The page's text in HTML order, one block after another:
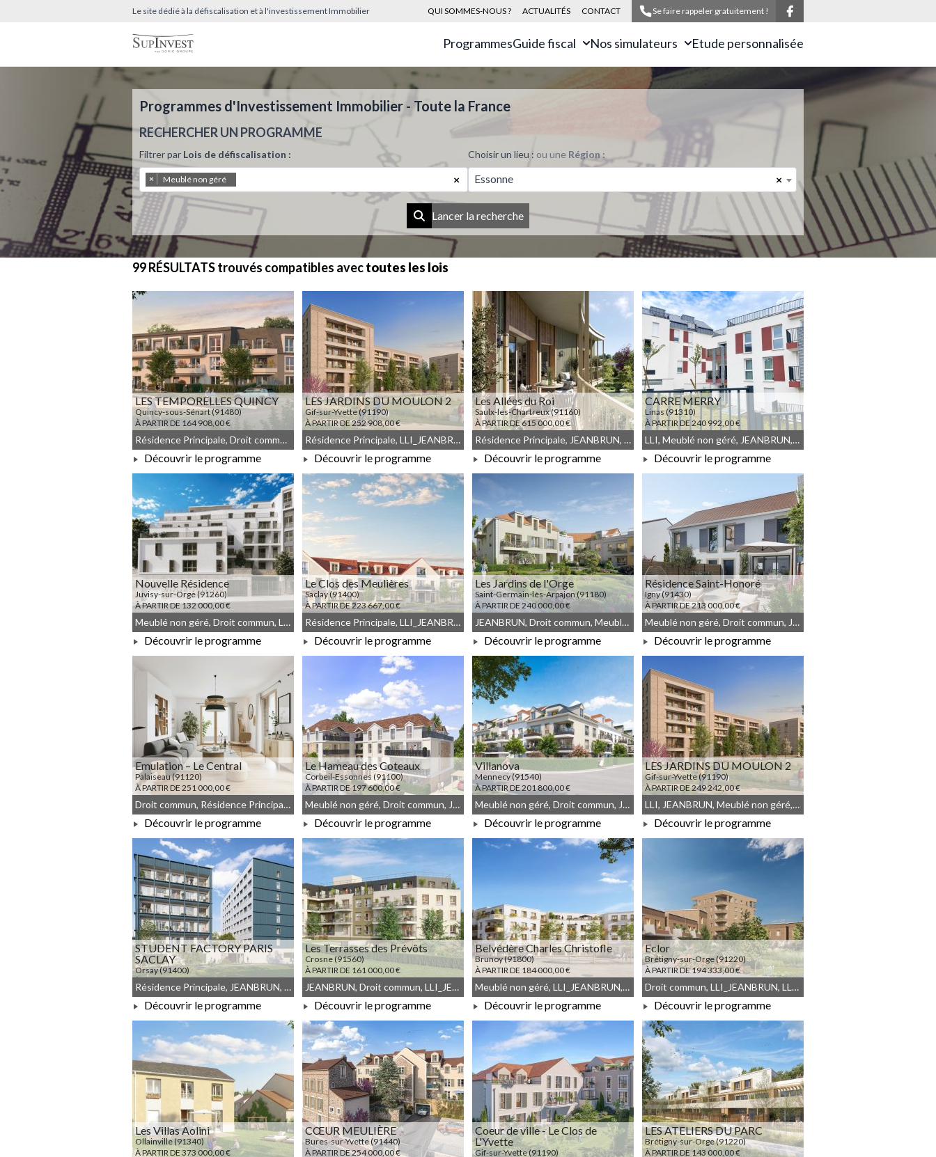
Le site dédié à la défiscalisation et à l'investissement Immobilier QUI SOMMES-NOUS ? ACTUALITÉS CONTACT Se faire rappeler gratuitement !
ProgrammesGuide fiscal Nos simulateurs Etude personnalisée
Programmes d'Investissement Immobilier - Toute la France
RECHERCHER UN PROGRAMME
Filtrer par Lois de défiscalisation :
×
× Meublé non géré
Choisir un lieu : ou une Région :
×
Essonne
Lancer la recherche
99 RÉSULTATStrouvés compatibles avectoutes les lois
LES TEMPORELLES QUINCY
Quincy-sous-Sénart (91480)
À PARTIR DE 164 908,00 €
À PARTIR DE 164 908,00 €
Résidence Principale, Droit commun, LLI_JEANBRUN, LLI, JEANBRUN, Meublé non géré
Découvrir le programme
LES JARDINS DU MOULON 2
Gif-sur-Yvette (91190)
À PARTIR DE 252 908,00 €
À PARTIR DE 252 908,00 €
Résidence Principale, LLI_JEANBRUN, LLI, JEANBRUN, Meublé non géré, Droit commun
Découvrir le programme
Les Allées du Roi
Saulx-les-Chartreux (91160)
À PARTIR DE 615 000,00 €
À PARTIR DE 615 000,00 €
Résidence Principale, JEANBRUN, Meublé non géré, Droit commun
Découvrir le programme
CARRE MERRY
Linas (91310)
À PARTIR DE 240 992,00 €
À PARTIR DE 240 992,00 €
LLI, Meublé non géré, JEANBRUN, Droit commun, LLI_JEANBRUN
Découvrir le programme
Nouvelle Résidence
Juvisy-sur-Orge (91260)
À PARTIR DE 132 000,00 €
À PARTIR DE 132 000,00 €
Meublé non géré, Droit commun, LLI_JEANBRUN, LLI, JEANBRUN
Découvrir le programme
Le Clos des Meulières
Saclay (91400)
À PARTIR DE 223 667,00 €
À PARTIR DE 223 667,00 €
Résidence Principale, LLI_JEANBRUN, LLI, JEANBRUN, Meublé non géré, Droit commun
Découvrir le programme
Les Jardins de l'Orge
Saint-Germain-lès-Arpajon (91180)
À PARTIR DE 240 000,00 €
À PARTIR DE 240 000,00 €
JEANBRUN, Droit commun, Meublé non géré
Découvrir le programme
Résidence Saint-Honoré
Igny (91430)
À PARTIR DE 213 000,00 €
À PARTIR DE 213 000,00 €
Meublé non géré, Droit commun, JEANBRUN
Découvrir le programme
Emulation – Le Central
Palaiseau (91120)
À PARTIR DE 251 000,00 €
À PARTIR DE 251 000,00 €
Droit commun, Résidence Principale, Meublé non géré, JEANBRUN
Découvrir le programme
Le Hameau des Coteaux
Corbeil-Essonnes (91100)
À PARTIR DE 197 600,00 €
À PARTIR DE 197 600,00 €
Meublé non géré, Droit commun, JEANBRUN
Découvrir le programme
Villanova
Mennecy (91540)
À PARTIR DE 201 800,00 €
À PARTIR DE 201 800,00 €
Meublé non géré, Droit commun, JEANBRUN
Découvrir le programme
LES JARDINS DU MOULON 2
Gif-sur-Yvette (91190)
À PARTIR DE 249 242,00 €
À PARTIR DE 249 242,00 €
LLI, JEANBRUN, Meublé non géré, Droit commun, LLI_JEANBRUN
Découvrir le programme
STUDENT FACTORY PARIS
SACLAY
Orsay (91400)
À PARTIR DE 142 021,00 €
À PARTIR DE 142 021,00 €
Résidence Principale, JEANBRUN, Meublé non géré, Droit commun
Découvrir le programme
Les Terrasses des Prévôts
Crosne (91560)
À PARTIR DE 161 000,00 €
À PARTIR DE 161 000,00 €
JEANBRUN, Droit commun, LLI_JEANBRUN, LLI, Meublé non géré
Découvrir le programme
Belvédère Charles Christofle
Brunoy (91800)
À PARTIR DE 184 000,00 €
À PARTIR DE 184 000,00 €
Meublé non géré, LLI_JEANBRUN, LLI, JEANBRUN, Droit commun
Découvrir le programme
Eclor
Brétigny-sur-Orge (91220)
À PARTIR DE 194 333,00 €
À PARTIR DE 194 333,00 €
Droit commun, LLI_JEANBRUN, LLI, JEANBRUN, Meublé non géré
Découvrir le programme
Les Villas Aolini
Ollainville (91340)
À PARTIR DE 373 000,00 €
CŒUR MEULIÈRE
Bures-sur-Yvette (91440)
À PARTIR DE 254 000,00 €
Coeur de ville - Le Clos de
L'Yvette
Gif-sur-Yvette (91190)
LES ATELIERS DU PARC
Brétigny-sur-Orge (91220)
À PARTIR DE 143 000,00 €